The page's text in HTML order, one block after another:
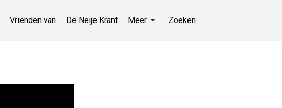
Vrienden van De Neije Krant Meer Zoeken